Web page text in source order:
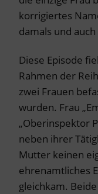
korrigiertes
damals und
Diese Episode
Rahmen der
zwei Frauen
wurden. Frau
„Oberinspektor
neben ihrer
Mutter keinen
ehrenamtliches
gleichkam.